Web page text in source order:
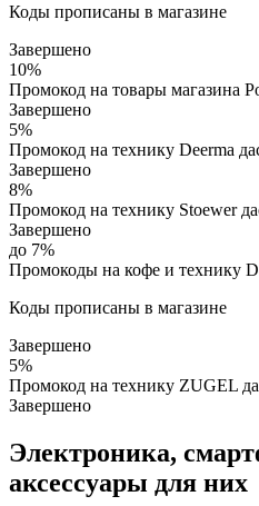
Коды прописаны в магазине
Завершено
10%
Промокод на товары магазина
Завершено
5%
Промокод на технику Deerma
Завершено
8%
Промокод на технику Stoewer
Завершено
до 7%
Промокоды на кофе и технику
Коды прописаны в магазине
Завершено
5%
Промокод на технику ZUGEL
Завершено
Электроника,
аксессуары для них